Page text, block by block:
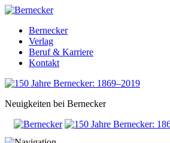
Bernecker
Verlag
Beruf & Karriere
Kontakt
Neuigkeiten bei Bernecker